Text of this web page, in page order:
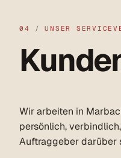
04 / UNSER
Wir arbeiten in
persönlich,
Auftraggeber darüber